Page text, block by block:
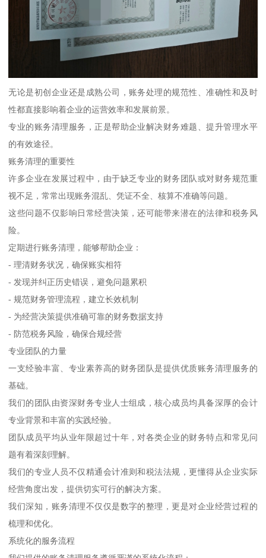
无论是初创企业还是成熟公司，账务处理的规范性、准确性和及时
性都直接影响着企业的运营效率和发展前景。
专业的账务清理服务，正是帮助企业解决财务难题、提升管理水平
的有效途径。
账务清理的重要性
许多企业在发展过程中，由于缺乏专业的财务团队或对财务规范重
视不足，常常出现账务混乱、凭证不全、核算不准确等问题。
这些问题不仅影响日常经营决策，还可能带来潜在的法律和税务风
险。
定期进行账务清理，能够帮助企业：
- 理清财务状况，确保账实相符
- 发现并纠正历史错误，避免问题累积
- 规范财务管理流程，建立长效机制
- 为经营决策提供准确可靠的财务数据支持
- 防范税务风险，确保合规经营
专业团队的力量
一支经验丰富、专业素养高的财务团队是提供优质账务清理服务的
基础。
我们的团队由资深财务专业人士组成，核心成员均具备深厚的会计
专业背景和丰富的实践经验。
团队成员平均从业年限超过十年，对各类企业的财务特点和常见问
题有着深刻理解。
我们的专业人员不仅精通会计准则和税法法规，更懂得从企业实际
经营角度出发，提供切实可行的解决方案。
我们深知，账务清理不仅仅是数字的整理，更是对企业经营过程的
梳理和优化。
系统化的服务流程